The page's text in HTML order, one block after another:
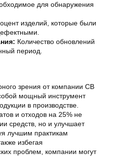
для обнаружения
изделий, которые были
Количество обновлений
период.
зрения от компании CB
мощный инструмент
в производстве.
и отходов на 25% не
средств, но и улучшает
лучшим практикам
избегая
проблем, компании могут